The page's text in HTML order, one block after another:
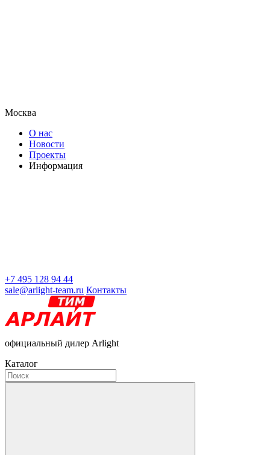
Москва
О нас
Новости
Проекты
Информация
+7 495 128 94 44
sale@arlight-team.ru Контакты
официальный дилер Arlight
Каталог